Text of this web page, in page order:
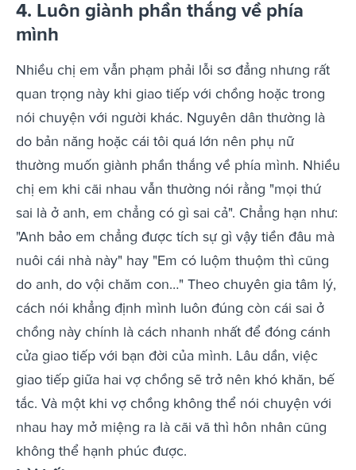
4. Luôn giành phần thắng về phía
mình
Nhiều chị em vẫn phạm phải lỗi sơ đẳng nhưng rất
quan trọng này khi giao tiếp với chồng hoặc trong
nói chuyện với người khác. Nguyên dân thường là
do bản năng hoặc cái tôi quá lớn nên phụ nữ
thường muốn giành phần thắng về phía mình. Nhiều
chị em khi cãi nhau vẫn thường nói rằng "mọi thứ
sai là ở anh, em chẳng có gì sai cả". Chẳng hạn như:
"Anh bảo em chẳng được tích sự gì vậy tiền đâu mà
nuôi cái nhà này" hay "Em có luộm thuộm thì cũng
do anh, do vội chăm con…" Theo chuyên gia tâm lý,
cách nói khẳng định mình luôn đúng còn cái sai ở
chồng này chính là cách nhanh nhất để đóng cánh
cửa giao tiếp với bạn đời của mình. Lâu dần, việc
giao tiếp giữa hai vợ chồng sẽ trở nên khó khăn, bế
tắc. Và một khi vợ chồng không thể nói chuyện với
nhau hay mở miệng ra là cãi vã thì hôn nhân cũng
không thể hạnh phúc được.